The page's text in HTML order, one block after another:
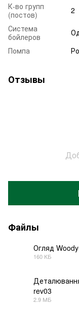
К-во групп
(постов)
2
Система
бойлеров
Помпа
Отзывы
Файлы
Огляд
160 КБ
rev03
2.9 МБ